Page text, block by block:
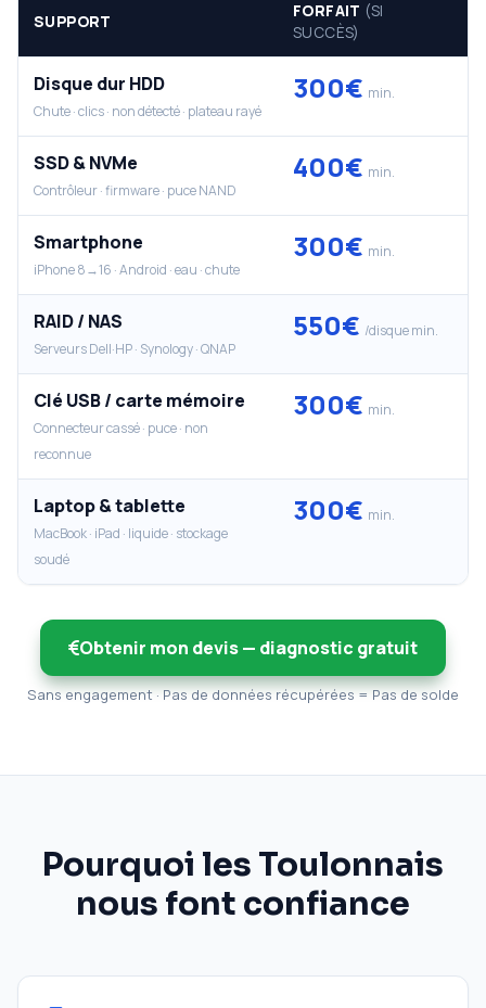
SUPPORT
FORFAIT (SI
SUCCÈS)
Disque dur HDD
Chute · clics · non détecté · plateau rayé
300€ min.
SSD & NVMe
Contrôleur · firmware · puce NAND
400€ min.
Smartphone
iPhone 8→16 · Android · eau · chute
300€ min.
RAID / NAS
Serveurs Dell·HP · Synology · QNAP
550€ /disque min.
Clé USB / carte mémoire
Connecteur cassé · puce · non
reconnue
300€ min.
Laptop & tablette
MacBook · iPad · liquide · stockage
soudé
300€ min.
Obtenir mon devis — diagnostic gratuit
Sans engagement · Pas de données récupérées = Pas de solde
Pourquoi les Toulonnais
nous font confiance